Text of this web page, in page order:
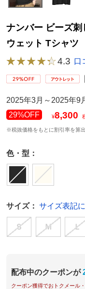
ナンバー ビーズ
ウェット Tシャツ
4.3 口
2025年3月～2025年
29%OFF ¥8,300
※税抜価格をもとに割引率を算出
色・型：
サイズ： サイズ表記
Ｓ Ｍ Ｌ
配布中のクーポンが
クーポン獲得でおトクメール